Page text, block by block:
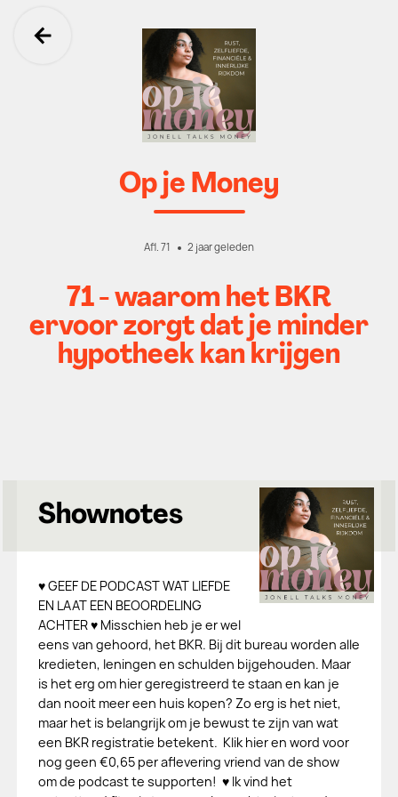
Ga terug
Op je Money
Afl. 71 2 jaar geleden
71 - waarom het BKR
ervoor zorgt dat je minder
hypotheek kan krijgen
Shownotes
♥ GEEF DE PODCAST WAT LIEFDE
EN LAAT EEN BEOORDELING
ACHTER ♥ Misschien heb je er wel
eens van gehoord, het BKR. Bij dit bureau worden alle
kredieten, leningen en schulden bijgehouden. Maar
is het erg om hier geregistreerd te staan en kan je
dan nooit meer een huis kopen? Zo erg is het niet,
maar het is belangrijk om je bewust te zijn van wat
een BKR registratie betekent. Klik hier en word voor
nog geen €0,65 per aflevering vriend van de show
om de podcast te supporten! ♥ Ik vind het